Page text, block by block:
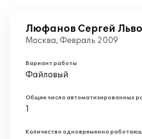
Люфанов Сергей
Москва, Февраль 2009
Вариант работы
Файловый
Общее число автоматизированных
1
Количество одновременно